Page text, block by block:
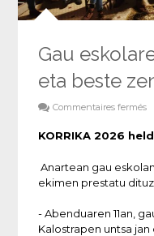
Gau
eta beste
Commentaires fermés
KORRIKA 2026
Anartean gau
ekimen prestatu
- Abenduaren 11an,
Kalostrapen untsa